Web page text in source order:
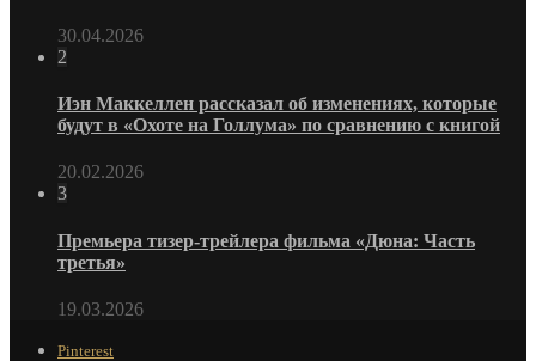
30.04.2026
2
Иэн Маккеллен рассказал об изменениях, которые
будут в «Охоте на Голлума» по сравнению с книгой
20.02.2026
3
Премьера тизер-трейлера фильма «Дюна: Часть
третья»
19.03.2026
Pinterest